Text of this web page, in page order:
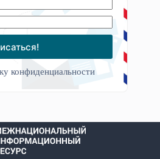
конфиденциальности